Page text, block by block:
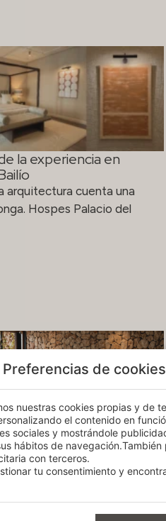
la experiencia en
arquitectura cuenta una
Hospes Palacio del
Preferencias de cookies
nuestras cookies propias y de
el contenido en
sociales y mostrándole
hábitos de
con terceros.
tu consentimiento y